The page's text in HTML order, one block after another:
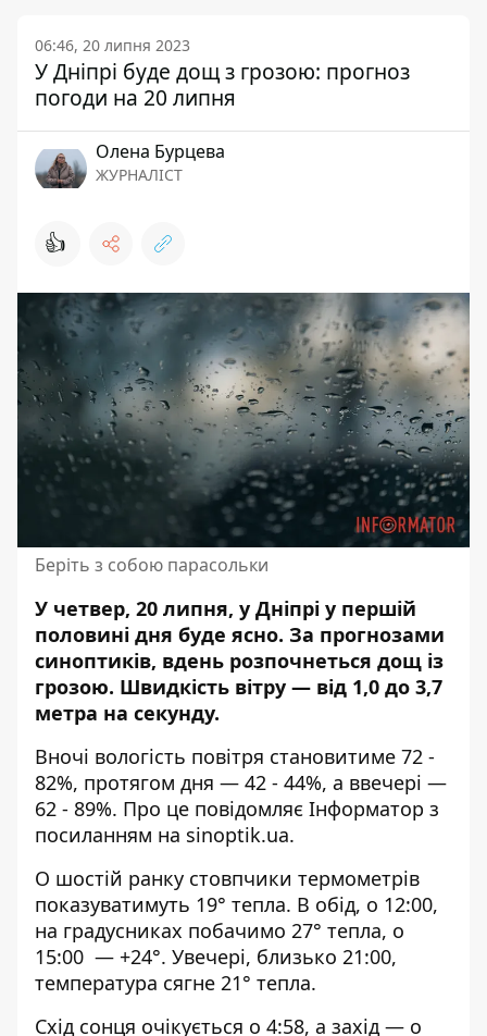
06:46, 20 липня 2023
У Дніпрі буде дощ з грозою: прогноз
погоди на 20 липня
Олена Бурцева
ЖУРНАЛІСТ
👍
Беріть з собою парасольки
У четвер, 20 липня, у Дніпрі у першій
половині дня буде ясно. За прогнозами
синоптиків, вдень розпочнеться дощ із
грозою. Швидкість вітру — від 1,0 до 3,7
метра на секунду.
Вночі вологість повітря становитиме 72 -
82%, протягом дня — 42 - 44%, а ввечері —
62 - 89%. Про це повідомляє Інформатор з
посиланням на sinoptik.ua.
О шостій ранку стовпчики термометрів
показуватимуть 19° тепла. В обід, о 12:00,
на градусниках побачимо 27° тепла, о
15:00 — +24°. Увечері, близько 21:00,
температура сягне 21° тепла.
Схід сонця очікується о 4:58, а захід — о